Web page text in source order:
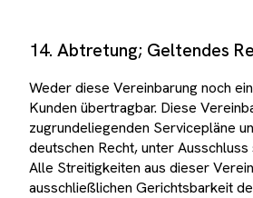
14. Abtretung; Geltendes
Weder diese Vereinbarung noch
Kunden übertragbar. Diese
zugrundeliegenden Servicepläne
deutschen Recht, unter
Alle Streitigkeiten aus dieser
ausschließlichen Gerichtsbarkeit